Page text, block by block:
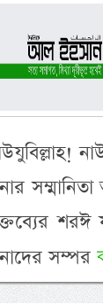
শরঈ
সম্পর